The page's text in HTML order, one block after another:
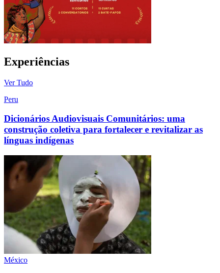
Experiências
Ver Tudo
Peru
Dicionários Audiovisuais Comunitários: uma
construção coletiva para fortalecer e revitalizar as
línguas indígenas
México